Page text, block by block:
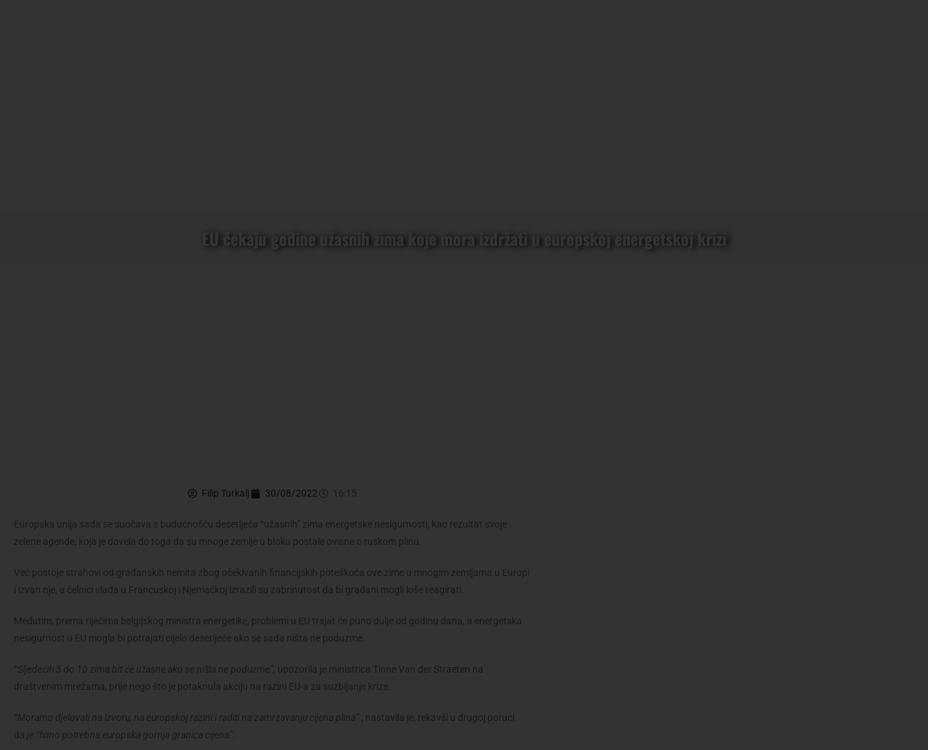
EU čekaju godine užasnih zima koje mora izdržati u europskoj energetskoj krizi
Filip Turkalj 30/08/2022 16:15
Europska unija sada se suočava s budućnošću desetljeća “užasnih” zima energetske nesigurnosti, kao rezultat svoje
zelene agende, koja je dovela do toga da su mnoge zemlje u bloku postale ovisne o ruskom plinu.
Već postoje strahovi od građanskih nemira zbog očekivanih financijskih poteškoća ove zime u mnogim zemljama u Europi
i izvan nje, a čelnici vlada u Francuskoj i Njemačkoj izrazili su zabrinutost da bi građani mogli loše reagirati.
Međutim, prema riječima belgijskog ministra energetike, problemi u EU trajat će puno dulje od godinu dana, a energetska
nesigurnost u EU mogla bi potrajati cijelo desetljeće ako se sada ništa ne poduzme.
“Sljedećih 5 do 10 zima bit će užasne ako se ništa ne poduzme”, upozorila je ministrica Tinne Van der Straeten na
društvenim mrežama, prije nego što je potaknula akciju na razini EU-a za suzbijanje krize.
“Moramo djelovati na izvoru, na europskoj razini i raditi na zamrzavanju cijena plina” , nastavila je, rekavši u drugoj poruci
da je “hitno potrebna europska gornja granica cijena”.